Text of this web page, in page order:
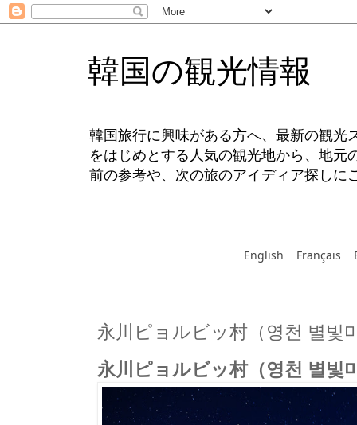
韓国の観光情報
韓国旅行に興味がある方へ、最新の観光
をはじめとする人気の観光地から、地
前の参考や、次の旅のアイディア探しに
English Français
永川ピョルビッ村（영천 별빛
永川ピョルビッ村（영천 별빛